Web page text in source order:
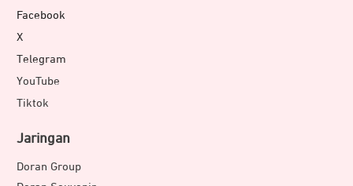
Facebook
X
Telegram
YouTube
Tiktok
Jaringan
Doran Group